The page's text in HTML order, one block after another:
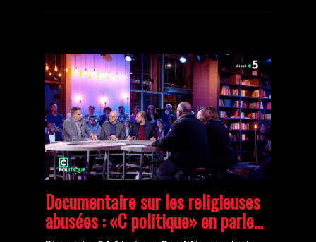
Documentaire sur les religieuses
abusées : «C politique» en parle…